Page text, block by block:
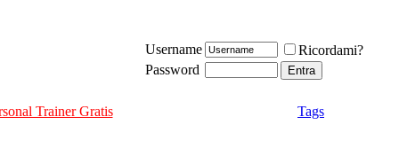
Username
Ricordami?
Password
Trainer Gratis Tags